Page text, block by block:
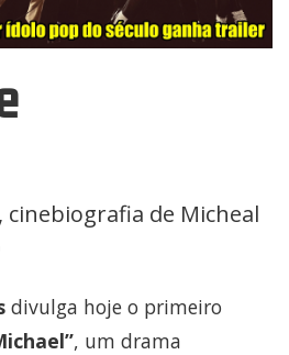
cinebiografia de Micheal
divulga hoje o primeiro
, um drama